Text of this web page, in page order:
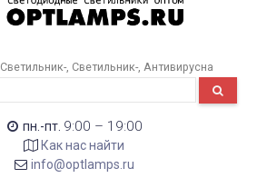
Светильник- Светильник- Антивирусна
пн.-пт. 9:00 – 19:00
Как нас найти
info@optlamps.ru